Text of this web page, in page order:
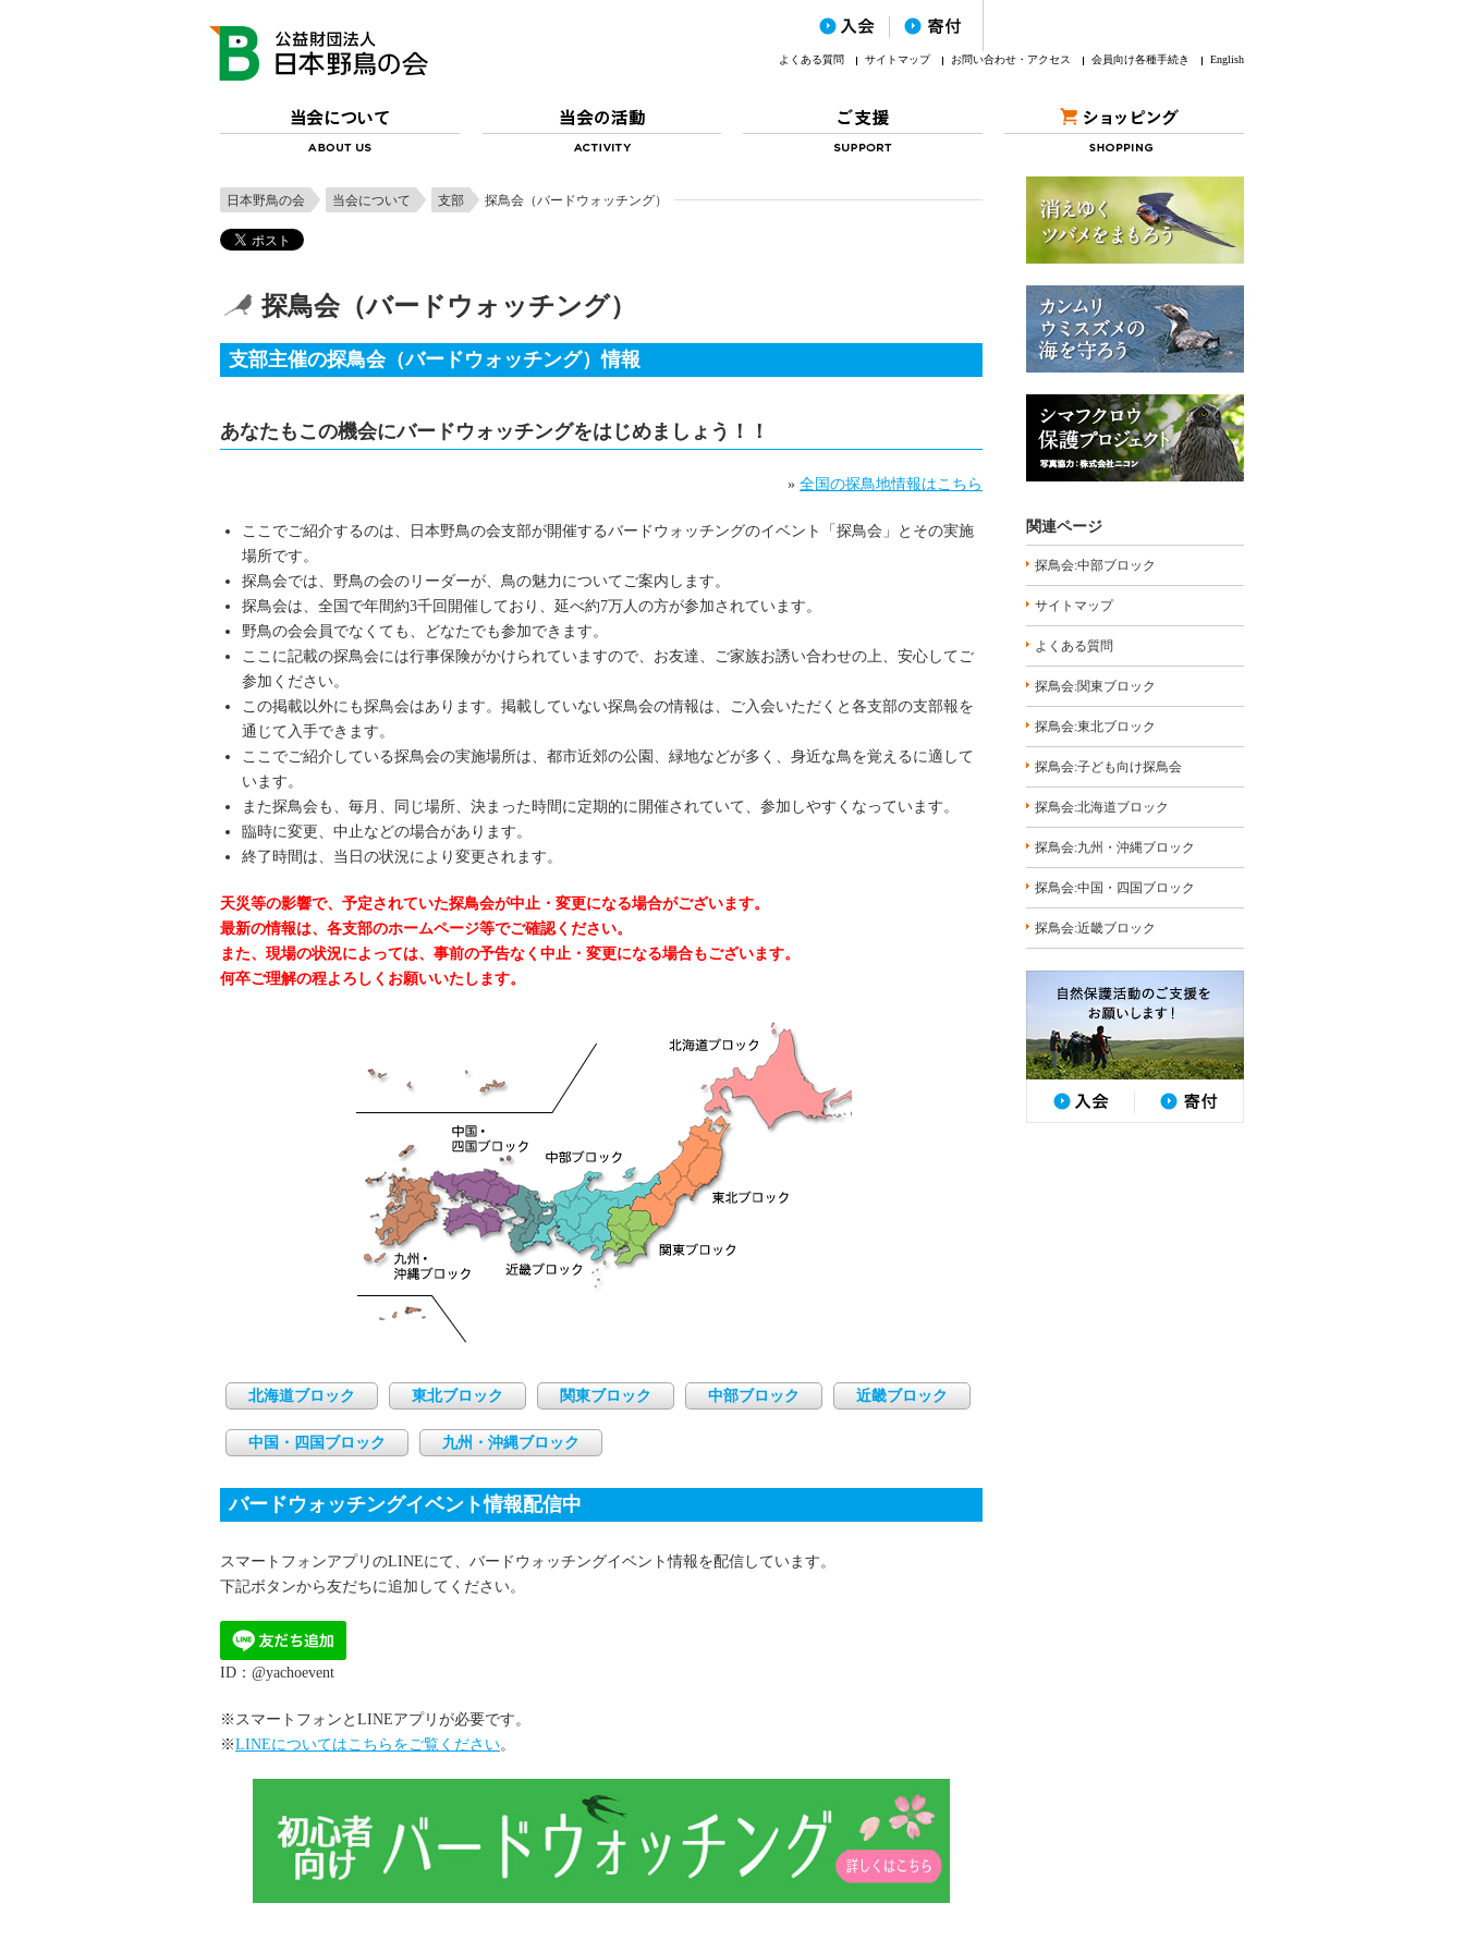
よくある質問 サイトマップ お問い合わせ・アクセス 会員向け各種手続き English
日本野鳥の会 当会について 支部 探鳥会（バードウォッチング）
探鳥会（バードウォッチング）
支部主催の探鳥会（バードウォッチング）情報
あなたもこの機会にバードウォッチングをはじめましょう！！
» 全国の探鳥地情報はこちら
ここでご紹介するのは、日本野鳥の会支部が開催するバードウォッチングのイベント「探鳥会」とその実施
場所です。
探鳥会では、野鳥の会のリーダーが、鳥の魅力についてご案内します。
探鳥会は、全国で年間約3千回開催しており、延べ約7万人の方が参加されています。
野鳥の会会員でなくても、どなたでも参加できます。
ここに記載の探鳥会には行事保険がかけられていますので、お友達、ご家族お誘い合わせの上、安心してご
参加ください。
この掲載以外にも探鳥会はあります。掲載していない探鳥会の情報は、ご入会いただくと各支部の支部報を
通じて入手できます。
ここでご紹介している探鳥会の実施場所は、都市近郊の公園、緑地などが多く、身近な鳥を覚えるに適して
います。
また探鳥会も、毎月、同じ場所、決まった時間に定期的に開催されていて、参加しやすくなっています。
臨時に変更、中止などの場合があります。
終了時間は、当日の状況により変更されます。
天災等の影響で、予定されていた探鳥会が中止・変更になる場合がございます。
最新の情報は、各支部のホームページ等でご確認ください。
また、現場の状況によっては、事前の予告なく中止・変更になる場合もございます。
何卒ご理解の程よろしくお願いいたします。
北海道ブロック 東北ブロック 関東ブロック 中部ブロック 近畿ブロック
中国・四国ブロック 九州・沖縄ブロック
バードウォッチングイベント情報配信中
スマートフォンアプリのLINEにて、バードウォッチングイベント情報を配信しています。
下記ボタンから友だちに追加してください。
ID：@yachoevent
※スマートフォンとLINEアプリが必要です。
※LINEについてはこちらをご覧ください。
関連ページ
探鳥会:中部ブロック
サイトマップ
よくある質問
探鳥会:関東ブロック
探鳥会:東北ブロック
探鳥会:子ども向け探鳥会
探鳥会:北海道ブロック
探鳥会:九州・沖縄ブロック
探鳥会:中国・四国ブロック
探鳥会:近畿ブロック